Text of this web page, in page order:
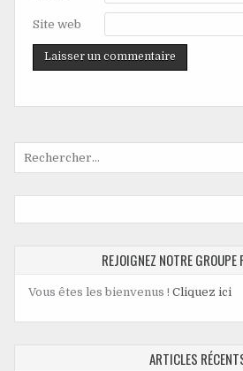
Site web
REJOIGNEZ NOTRE GROUPE
Vous êtes les bienvenus ! Cliquez ici
ARTICLES